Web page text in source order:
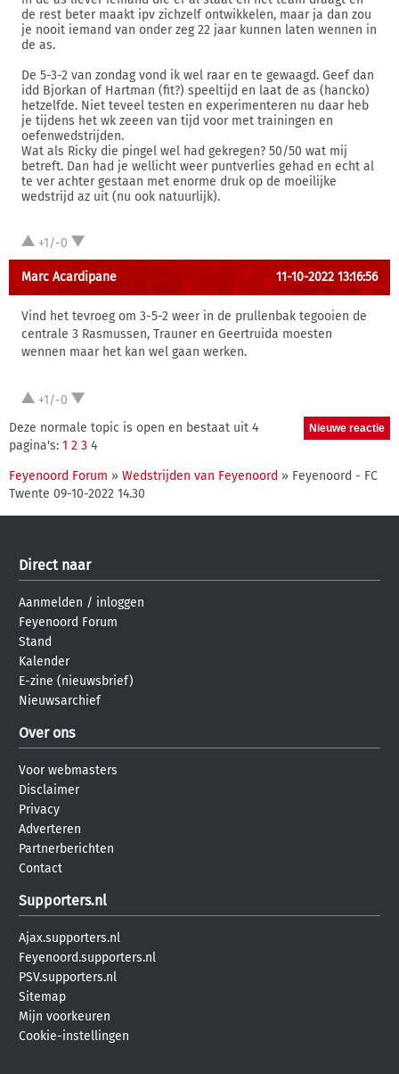
de rest beter maakt ipv zichzelf ontwikkelen, maar ja dan zou
je nooit iemand van onder zeg 22 jaar kunnen laten wennen in
de as.
De 5-3-2 van zondag vond ik wel raar en te gewaagd. Geef dan
idd Bjorkan of Hartman (fit?) speeltijd en laat de as (hancko)
hetzelfde. Niet teveel testen en experimenteren nu daar heb
je tijdens het wk zeeen van tijd voor met trainingen en
oefenwedstrijden.
Wat als Ricky die pingel wel had gekregen? 50/50 wat mij
betreft. Dan had je wellicht weer puntverlies gehad en echt al
te ver achter gestaan met enorme druk op de moeilijke
wedstrijd az uit (nu ook natuurlijk).
+1/-0
Marc Acardipane 11-10-2022 13:16:56
Vind het tevroeg om 3-5-2 weer in de prullenbak tegooien de
centrale 3 Rasmussen, Trauner en Geertruida moesten
wennen maar het kan wel gaan werken.
+1/-0
Deze normale topic is open en bestaat uit 4
pagina's: 1 2 3 4
Feyenoord Forum » Wedstrijden van Feyenoord » Feyenoord - FC
Twente 09-10-2022 14.30
Direct naar
Aanmelden / inloggen
Feyenoord Forum
Stand
Kalender
E-zine (nieuwsbrief)
Nieuwsarchief
Over ons
Voor webmasters
Disclaimer
Privacy
Adverteren
Partnerberichten
Contact
Supporters.nl
Ajax.supporters.nl
Feyenoord.supporters.nl
PSV.supporters.nl
Sitemap
Mijn voorkeuren
Cookie-instellingen